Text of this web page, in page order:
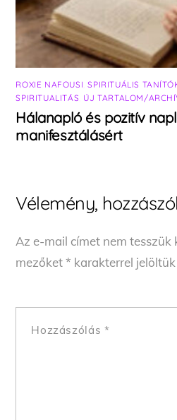
ROXIE NAFOUSI ,SPIRITUÁLIS
SPIRITUALITÁS ÚJ TARTALOM/
Hálanapló és pozitív
manifesztálásért
Vélemény,
Az e-mail címet nem tesszük
mezőket* karakterrel jelöltük
Hozzászólás *